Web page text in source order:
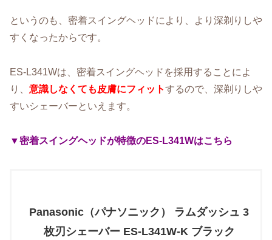
というのも、密着スイングヘッドにより、より深剃りしや
すくなったからです。
ES-L341Wは、密着スイングヘッドを採用することによ
り、 意識しなくても皮膚にフィットするので、深剃りしや
すいシェーバーといえます。
▼密着スイングヘッドが特徴のES-L341Wはこちら
Panasonic（パナソニック） ラムダッシュ 3
枚刃シェーバー ES-L341W-K ブラック